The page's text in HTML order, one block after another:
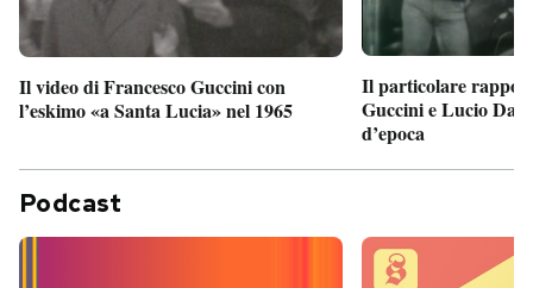
Il video di Francesco Guccini con
l’eskimo «a Santa Lucia» nel 1965
Il particolare
Guccini e Lucio
d’epoca
Podcast